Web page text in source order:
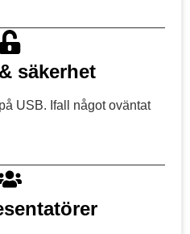
säkerhet
USB. Ifall något oväntat